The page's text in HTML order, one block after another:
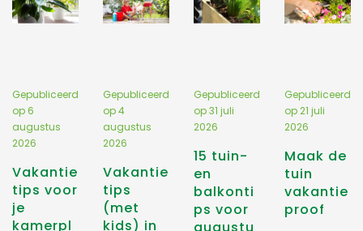
Vakantie
tips voor
je
kamerpl
Gepubliceerd
op6
augustus
2026
Vakantie
tips
(met
kids) in
Gepubliceerd
op4
augustus
2026
15 tuin-
en
balkonti
ps voor
Gepubliceerd
op31 juli
2026
Maak de
tuin
vakantie
proof
Gepubliceerd
op21 juli
2026